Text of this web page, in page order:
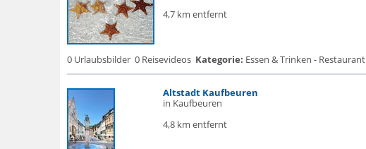
4,7 km entfernt
0 Urlaubsbilder 0 Reisevideos Kategorie: Essen & Trinken - Restaurant
Altstadt Kaufbeuren
in Kaufbeuren
4,8 km entfernt